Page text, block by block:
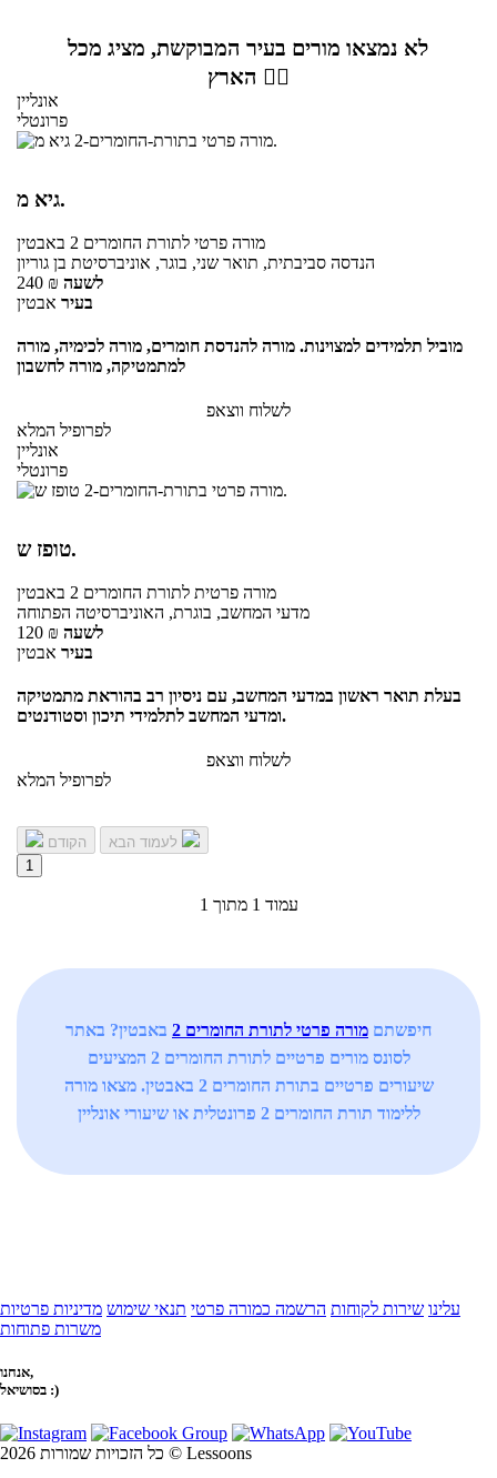
לא נמצאו מורים בעיר המבוקשת, מציג מכל
הארץ 👇🏼
אונליין
פרונטלי
גיא מ.
מורה פרטי לתורת החומרים 2
באבטין
הנדסה סביבתית, תואר שני, בוגר, אוניברסיטת בן גוריון
240 ₪ לשעה
בעיר אבטין
מוביל תלמידים למצוינות. מורה להנדסת חומרים, מורה לכימיה, מורה
למתמטיקה, מורה לחשבון
לשלוח ווצאפ
לפרופיל המלא
אונליין
פרונטלי
טופז ש.
מורה פרטית לתורת החומרים 2
באבטין
מדעי המחשב, בוגרת, האוניברסיטה הפתוחה
120 ₪ לשעה
בעיר אבטין
בעלת תואר ראשון במדעי המחשב, עם ניסיון רב בהוראת מתמטיקה
ומדעי המחשב לתלמידי תיכון וסטודנטים.
לשלוח ווצאפ
לפרופיל המלא
הקודם
1
עמוד 1 מתוך 1
חיפשתם מורה פרטי לתורת החומרים 2
באבטין? באתר
לסונס מורים פרטיים לתורת החומרים 2 המציעים
שיעורים פרטיים בתורת החומרים 2 באבטין. מצאו מורה
ללימוד תורת החומרים 2 פרונטלית או שיעורי אונליין
עלינו שירות לקוחות הרשמה כמורה פרטי תנאי שימוש מדיניות פרטיות
משרות פתוחות
אנחנו,
בסושיאל :)
כל הזכויות שמורות 2026 © Lessoons